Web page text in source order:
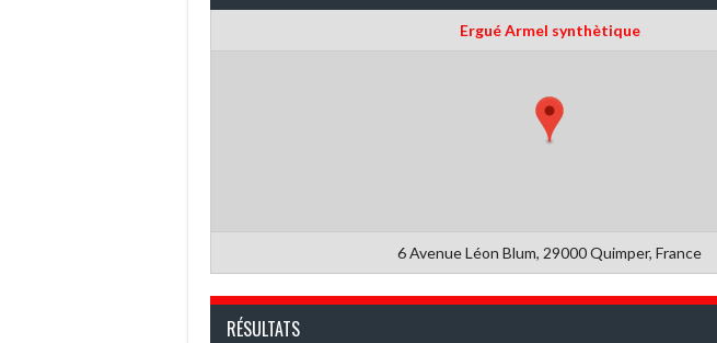
Ergué Armel synthètique
6 Avenue Léon Blum, 29000 Quimper, France
RÉSULTATS